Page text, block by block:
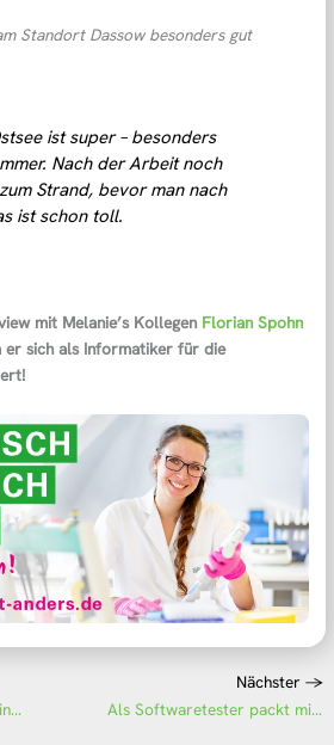
Standort Dassow besonders gut
ist super – besonders
Nach der Arbeit noch
Strand, bevor man nach
ist schon toll.
mit Melanie’s Kollegen Florian Spohn
er sich als Informatiker für die
Auch als Hauswirtschafterin bin ich hier Teil des Teams
Nächster →
Als Softwaretester packt mich der Ehrgeiz, doch noch einen Fehler zu entdecken